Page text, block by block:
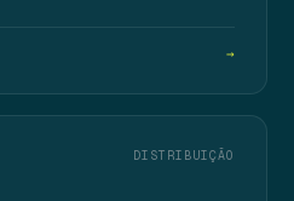
→
DISTRIBUIÇÃO